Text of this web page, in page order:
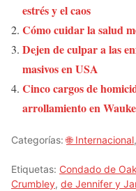
estrés y el caos
Cómo cuidar la salud
Dejen de culpar a las
masivos en USA
Cinco cargos de
arrollamiento en
Categorías:🌐 Internacional,
Etiquetas: Condado de
Crumbley, de Jennifer y